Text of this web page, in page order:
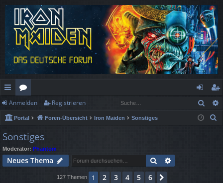
ch
ne
llz
ug
rif
or
en
n
m
eg
ist
Anmelden Registrieren
Portal Foren-Übersicht Iron Maiden Sonstiges
Sonstiges
Moderator: Phantom
Neues Thema Suche
127 Themen 1 2 3 4 5 6